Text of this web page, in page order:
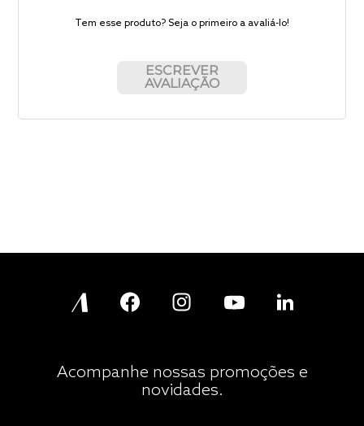
Tem esse produto? Seja o primeiro a avaliá-lo!
ESCREVER
AVALIAÇÃO
Acompanhe nossas promoções e
novidades.